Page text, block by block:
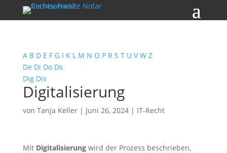
A B D E F G I K L M N O P R S T U V W Z
De Di Do Ds
Dig Dis
Digitalisierung
von Tanja Keller| Juni 26, 2024| IT-Recht
Mit Digitalisierungwird der Prozess beschrieben,